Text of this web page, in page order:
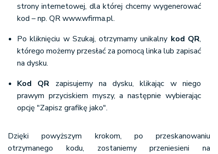
strony internetowej, dla której chcemy wygenerować
kod – np. QR www.wfirma.pl.
Po kliknięciu w Szukaj, otrzymamy unikalny kod QR,
którego możemy przesłać za pomocą linka lub zapisać
na dysku.
Kod QR zapisujemy na dysku, klikając w niego
prawym przyciskiem myszy, a następnie wybierając
opcję "Zapisz grafikę jako".
Dzięki powyższym krokom, po przeskanowaniu
otrzymanego kodu, zostaniemy przeniesieni na